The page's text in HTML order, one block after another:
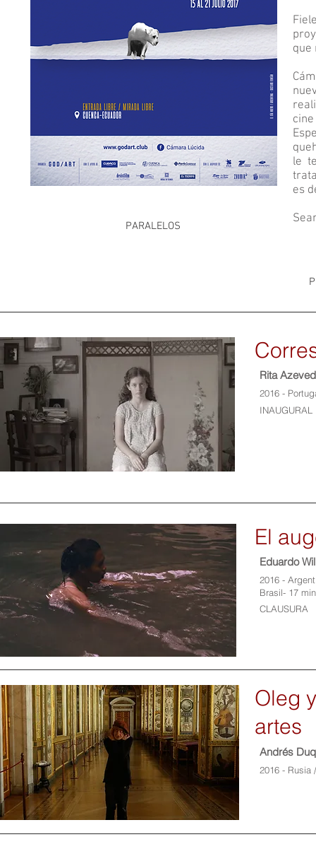
PARALELOS
que
le
es
2016 -
Rita
INAUGURAL
CLAUSURA
Eduardo
2016 -
Brasil- 17
El
Andrés
2016 - Rusia
Oleg
artes